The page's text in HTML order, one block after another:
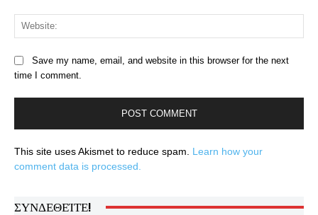
Save my name, email, and website in this browser for the next
time I comment.
This site uses Akismet to reduce spam. Learn how your
comment data is processed.
ΣΥΝΔΕΘΕΊΤΕ!